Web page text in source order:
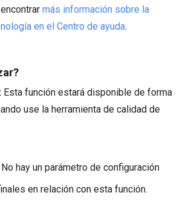
más información sobre la
en el Centro de ayuda.
Esta función estará disponible de forma
use la herramienta de calidad de
No hay un parámetro de configuración
en relación con esta función.